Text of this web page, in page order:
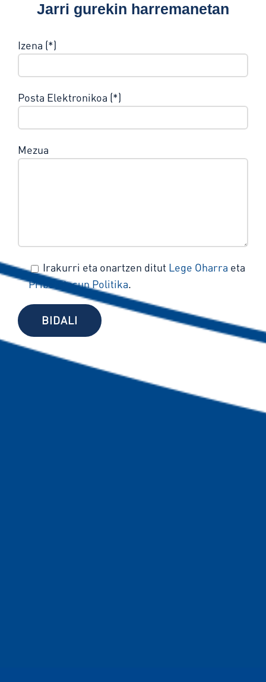
Jarri gurekin harremanetan
Izena (*)
Posta Elektronikoa (*)
Mezua
Irakurri eta onartzen ditut Lege Oharra eta
Pribatutasun Politika.
Please leave this field empty.